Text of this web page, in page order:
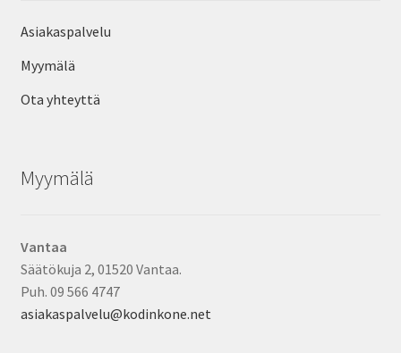
Asiakaspalvelu
Myymälä
Ota yhteyttä
Myymälä
Vantaa
Säätökuja 2, 01520 Vantaa.
Puh. 09 566 4747
asiakaspalvelu@kodinkone.net